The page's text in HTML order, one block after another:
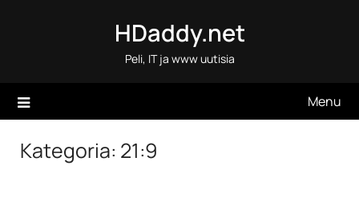
HDaddy.net
Peli, IT ja www uutisia
Menu
Kategoria: 21:9